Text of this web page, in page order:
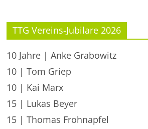
TTG Vereins-Jubilare 2026
10 Jahre | Anke Grabowitz
10 | Tom Griep
10 | Kai Marx
15 | Lukas Beyer
15 | Thomas Frohnapfel